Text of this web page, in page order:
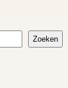
Zoeken